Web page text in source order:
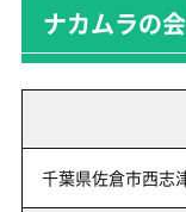
ナカムラの
千葉県佐倉市西志